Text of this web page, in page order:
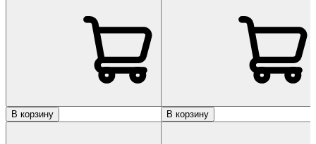
В корзину В корзину